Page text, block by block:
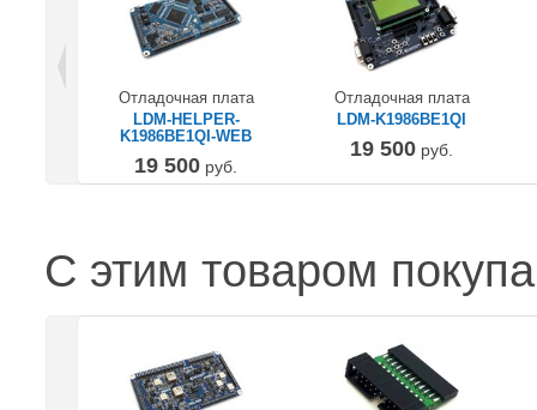
Отладочная плата
LDM-HELPER-
K1986BE1QI-WEB
19 500 руб.
Отладочная плата
LDM-K1986BE1QI
19 500 руб.
С этим товаром